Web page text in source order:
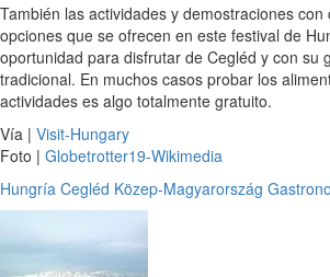
También las actividades y demostraciones
opciones que se ofrecen en este festival de
oportunidad para disfrutar de Cegléd y con su
tradicional. En muchos casos probar los
actividades es algo totalmente gratuito.
Vía | Visit-Hungary
Foto | Globetrotter19-Wikimedia
Hungría Cegléd Közep-Magyarország